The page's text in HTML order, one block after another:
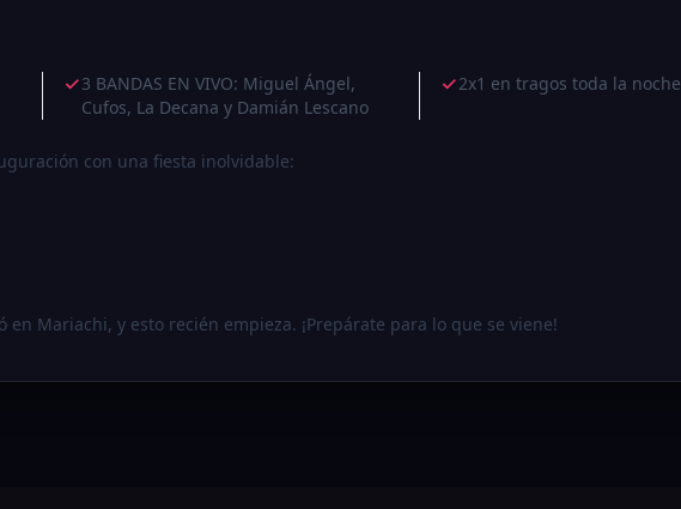
3 BANDAS EN VIVO: Miguel Ángel,
Cufos, La Decana y Damián Lescano
2x1 en tragos toda la noche
con una fiesta inolvidable:
en Mariachi, y esto recién empieza. ¡Prepárate para lo que se viene!